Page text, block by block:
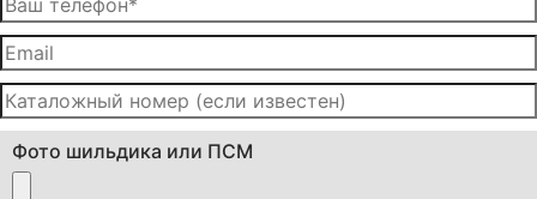
Фото шильдика или ПСМ